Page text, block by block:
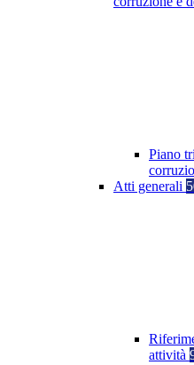
Piano
Atti generali
attività